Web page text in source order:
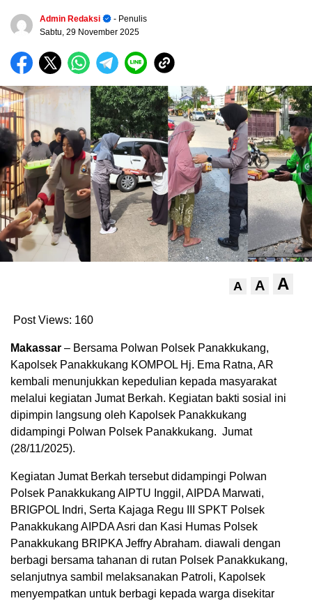
Admin Redaksi
- Penulis
Sabtu, 29 November 2025
A A A
Post Views: 160
Makassar – Bersama Polwan Polsek Panakkukang,
Kapolsek Panakkukang KOMPOL Hj. Ema Ratna, AR
kembali menunjukkan kepedulian kepada masyarakat
melalui kegiatan Jumat Berkah. Kegiatan bakti sosial ini
dipimpin langsung oleh Kapolsek Panakkukang
didampingi Polwan Polsek Panakkukang. Jumat
(28/11/2025).
Kegiatan Jumat Berkah tersebut didampingi Polwan
Polsek Panakkukang AIPTU Inggil, AIPDA Marwati,
BRIGPOL Indri, Serta Kajaga Regu III SPKT Polsek
Panakkukang AIPDA Asri dan Kasi Humas Polsek
Panakkukang BRIPKA Jeffry Abraham. diawali dengan
berbagi bersama tahanan di rutan Polsek Panakkukang,
selanjutnya sambil melaksanakan Patroli, Kapolsek
menyempatkan untuk berbagi kepada warga disekitar